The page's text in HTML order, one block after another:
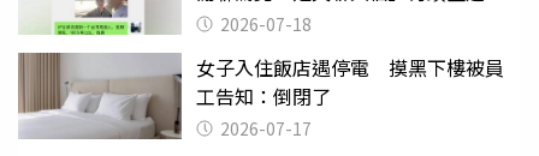
2026-07-18
女子入住飯店遇停電 摸黑下樓被員
工告知：倒閉了
2026-07-17